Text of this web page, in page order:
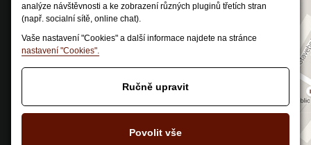
analýze návštěvnosti a ke zobrazení různých pluginů třetích stran
(např. socialní sítě, online chat).
Vaše nastavení "Cookies" a další informace najdete na stránce
nastavení "Cookies".
Ručně upravit
Povolit vše